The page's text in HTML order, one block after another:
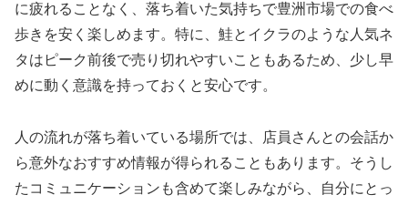
に疲れることなく、落ち着いた気持ちで豊洲市場での食べ
歩きを安く楽しめます。特に、鮭とイクラのような人気ネ
タはピーク前後で売り切れやすいこともあるため、少し早
めに動く意識を持っておくと安心です。
人の流れが落ち着いている場所では、店員さんとの会話か
ら意外なおすすめ情報が得られることもあります。そうし
たコミュニケーションも含めて楽しみながら、自分にとっ